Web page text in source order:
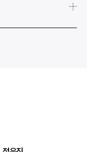
는 조직들의
거가
을 활용해